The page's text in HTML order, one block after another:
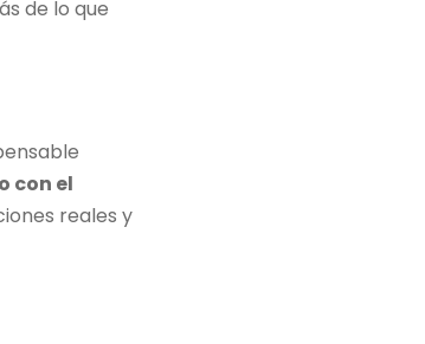
de lo que
con el
reales y